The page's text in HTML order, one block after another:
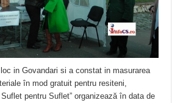
in Govandari si a constat in masurarea
în mod gratuit pentru resiteni,
pentru Suflet” organizează în data de